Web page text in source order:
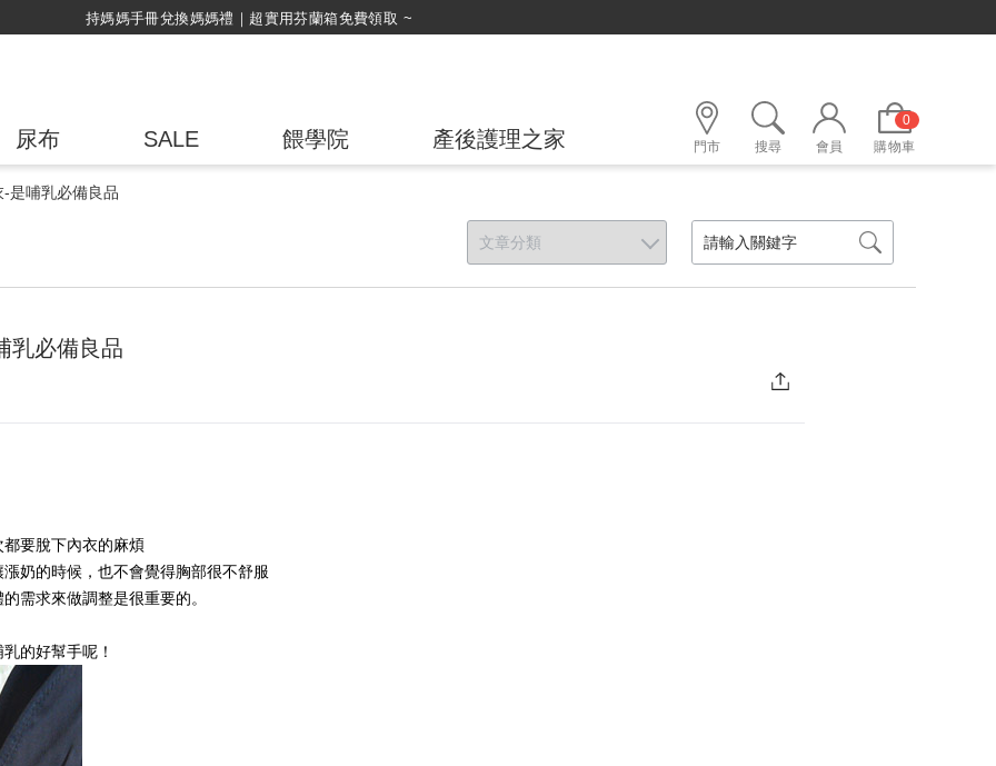
持媽媽手冊兌換媽媽禮｜超實用芬蘭箱免費領取 ~
尿布 SALE 餵學院 產後護理之家 門市 搜尋 會員
0
購物車
是哺乳必備良品
乳必備良品
要脫下內衣的麻煩
奶的時候，也不會覺得胸部很不舒服
需求來做調整是很重要的。
的好幫手呢！